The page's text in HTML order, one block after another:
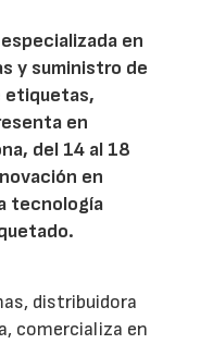
en
y suministro de
etiquetas,
en
del 14 al 18
en
tecnología
distribuidora
comercializa en